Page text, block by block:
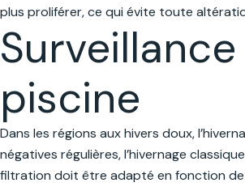
plus proliférer, ce qui évite toute
piscine
Dans les régions aux hivers doux,
négatives régulières, l’hivernage
filtration doit être adapté en fonction de